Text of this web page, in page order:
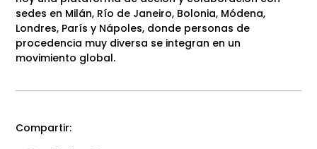
sedes en Milán, Río de Janeiro, Bolonia, Módena,
Londres, París y Nápoles, donde personas de
procedencia muy diversa se integran en un
movimiento global.
Compartir: